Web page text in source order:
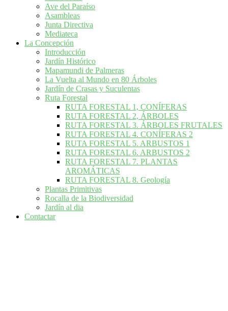
Ave del Paraíso
Asambleas
Junta Directiva
Mediateca
La Concepción
Introducción
Jardín Histórico
Mapamundi de Palmeras
La Vuelta al Mundo en 80 Árboles
Jardín de Crasas y Suculentas
Ruta Forestal
RUTA FORESTAL 1, CONÍFERAS
RUTA FORESTAL 2, ÁRBOLES
RUTA FORESTAL 3. ÁRBOLES FRUTALES
RUTA FORESTAL 4. CONÍFERAS 2
RUTA FORESTAL 5. ARBUSTOS 1
RUTA FORESTAL 6. ARBUSTOS 2
RUTA FORESTAL 7. PLANTAS
AROMÁTICAS
RUTA FORESTAL 8. Geología
Plantas Primitivas
Rocalla de la Biodiversidad
Jardín al dia
Contactar